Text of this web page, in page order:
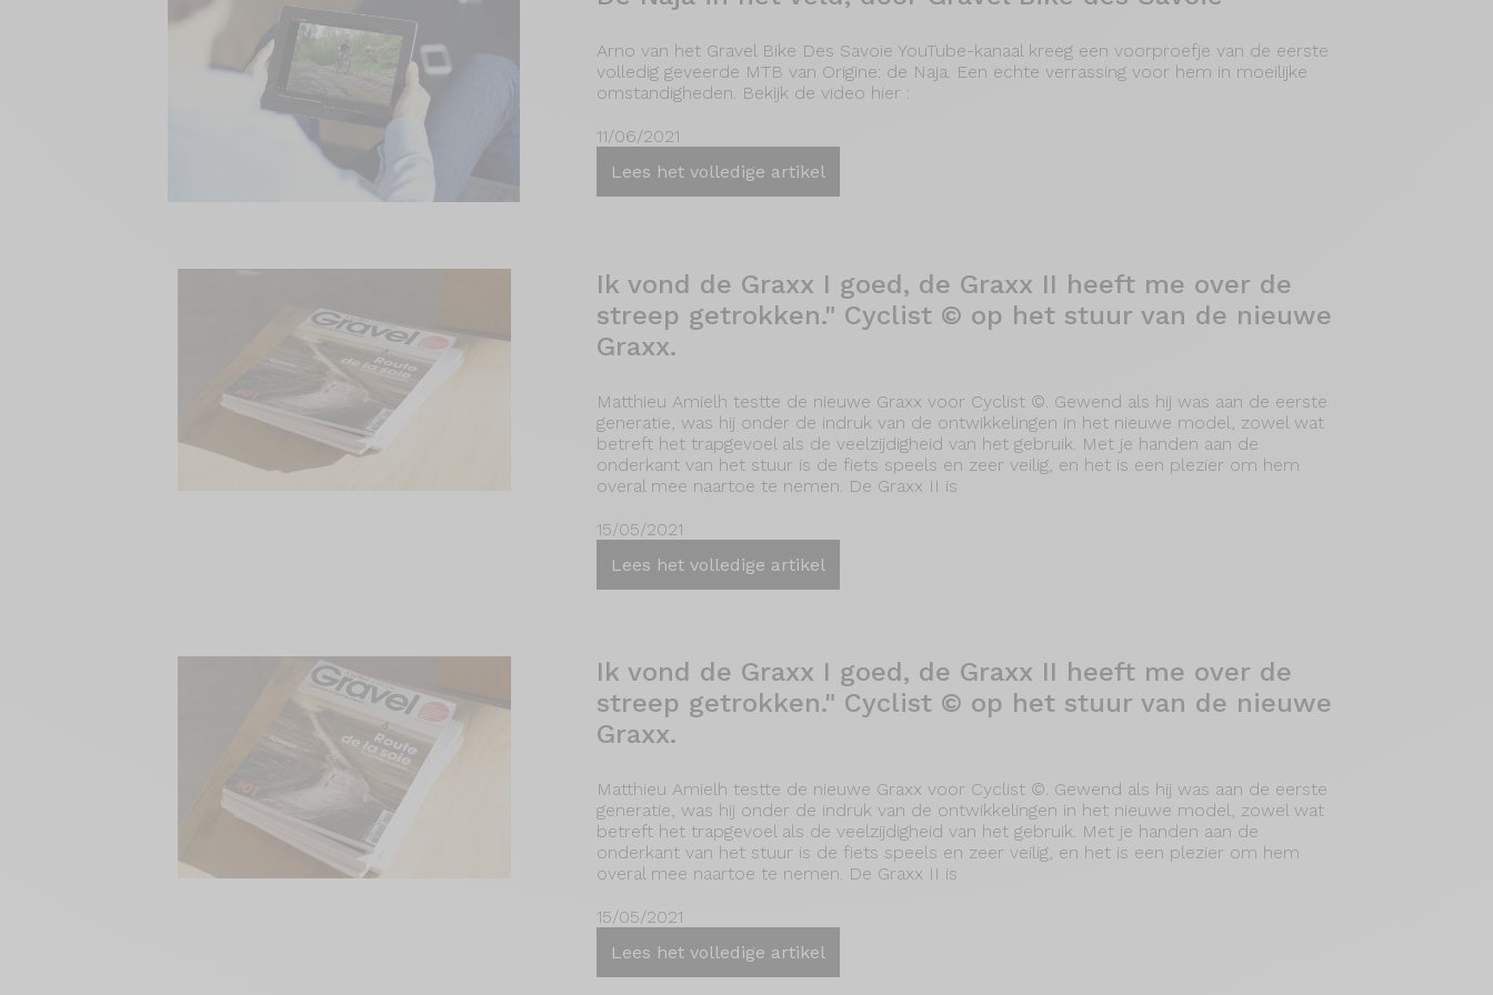
Arno van het Gravel Bike Des Savoie YouTube-kanaal kreeg een voorproefje van de eerste
volledig geveerde MTB van Origine: de Naja. Een echte verrassing voor hem in moeilijke
omstandigheden. Bekijk de video hier :
11/06/2021
Lees het volledige artikel
Ik vond de Graxx I goed, de Graxx II heeft me over de
streep getrokken." Cyclist © op het stuur van de nieuwe
Graxx.
Matthieu Amielh testte de nieuwe Graxx voor Cyclist ©. Gewend als hij was aan de eerste
generatie, was hij onder de indruk van de ontwikkelingen in het nieuwe model, zowel wat
betreft het trapgevoel als de veelzijdigheid van het gebruik. Met je handen aan de
onderkant van het stuur is de fiets speels en zeer veilig, en het is een plezier om hem
overal mee naartoe te nemen. De Graxx II is
15/05/2021
Lees het volledige artikel
Ik vond de Graxx I goed, de Graxx II heeft me over de
streep getrokken." Cyclist © op het stuur van de nieuwe
Graxx.
Matthieu Amielh testte de nieuwe Graxx voor Cyclist ©. Gewend als hij was aan de eerste
generatie, was hij onder de indruk van de ontwikkelingen in het nieuwe model, zowel wat
betreft het trapgevoel als de veelzijdigheid van het gebruik. Met je handen aan de
onderkant van het stuur is de fiets speels en zeer veilig, en het is een plezier om hem
overal mee naartoe te nemen. De Graxx II is
15/05/2021
Lees het volledige artikel